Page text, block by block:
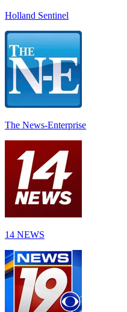
Holland Sentinel
The News-Enterprise
14 NEWS